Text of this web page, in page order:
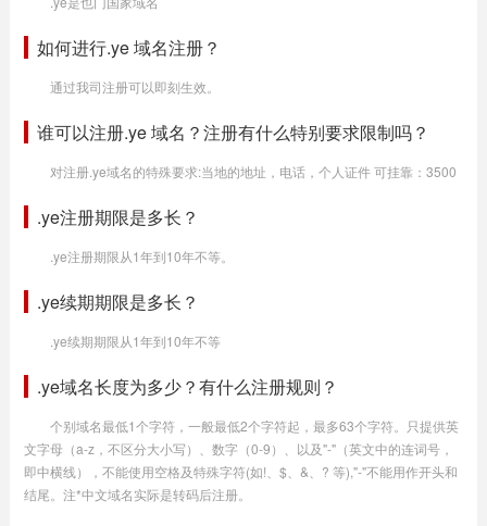
如何进行.ye 域名注册？
通过我司注册可以即刻生效。
谁可以注册.ye 域名？注册有什么特别要求限制吗？
对注册.ye域名的特殊要求:当地的地址，电话，个人证件 可挂靠：3500
.ye注册期限是多长？
.ye注册期限从1年到10年不等。
.ye续期期限是多长？
.ye续期期限从1年到10年不等
.ye域名长度为多少？有什么注册规则？
个别域名最低1个字符，一般最低2个字符起，最多63个字符。只提供英
文字母（a-z，不区分大小写）、数字（0-9）、以及"-"（英文中的连词号，
即中横线），不能使用空格及特殊字符(如!、$、&、? 等),"-"不能用作开头和
结尾。注*中文域名实际是转码后注册。